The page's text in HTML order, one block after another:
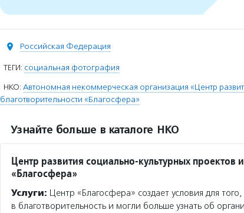
Российская Федерация
ТЕГИ: социальная фотография
НКО: Автономная некоммерческая организация «Центр
благотворительности «Благосфера»
Узнайте больше в каталоге НКО
Центр развития социально-культурных проектов
«Благосфера»
Услуги: Центр «Благосфера» создает условия для
в благотворительность и могли больше узнать об